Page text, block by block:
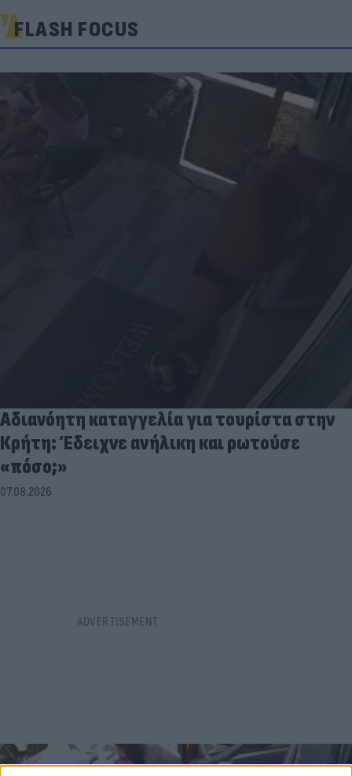
FLASH FOCUS
Αδιανόητη καταγγελία για τουρίστα στην
Κρήτη: Έδειχνε ανήλικη και ρωτούσε
«πόσο;»
07.08.2026